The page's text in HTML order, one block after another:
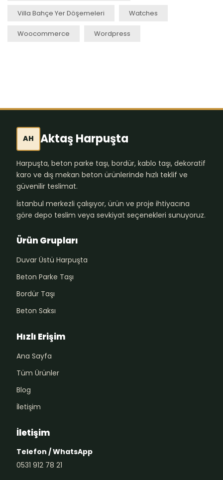
Villa Bahçe Yer Döşemeleri Watches
Woocommerce Wordpress
AH Aktaş Harpuşta
Harpuşta, beton parke taşı, bordür, kablo taşı, dekoratif
karo ve dış mekan beton ürünlerinde hızlı teklif ve
güvenilir teslimat.
İstanbul merkezli çalışıyor, ürün ve proje ihtiyacına
göre depo teslim veya sevkiyat seçenekleri sunuyoruz.
Ürün Grupları
Duvar Üstü Harpuşta
Beton Parke Taşı
Bordür Taşı
Beton Saksı
Hızlı Erişim
Ana Sayfa
Tüm Ürünler
Blog
İletişim
İletişim
Telefon / WhatsApp
0531 912 78 21